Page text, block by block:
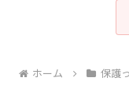
ホーム 保護